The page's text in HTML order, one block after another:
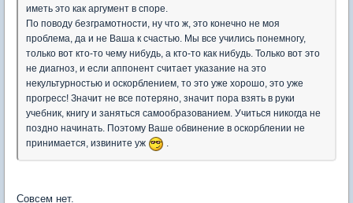
иметь это как аргумент в споре.
По поводу безграмотности, ну что ж, это конечно не моя
проблема, да и не Ваша к счастью. Мы все учились понемногу,
только вот кто-то чему нибудь, а кто-то как нибудь. Только вот это
не диагноз, и если аппонент считает указание на это
некультурностью и оскорблением, то это уже хорошо, это уже
прогресс! Значит не все потеряно, значит пора взять в руки
учебник, книгу и заняться самообразованием. Учиться никогда не
поздно начинать. Поэтому Ваше обвинение в оскорблении не
принимается, извините уж
Совсем нет.